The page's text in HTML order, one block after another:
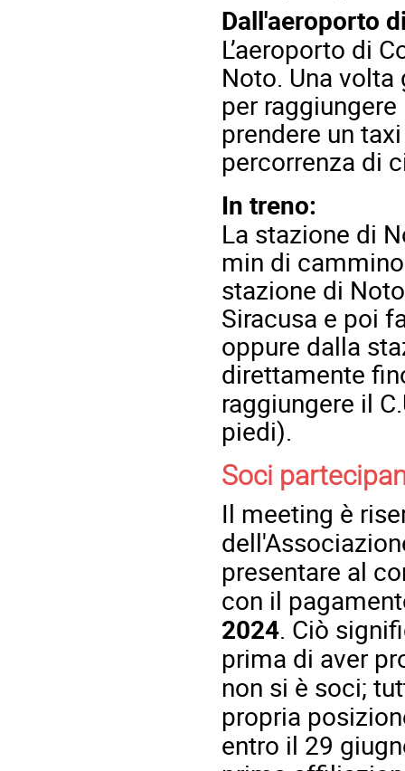
Dall'aeroporto
L’aeroporto di
Noto. Una
per
prendere un
percorrenza di
In treno:
La stazione di
min di
stazione di
Siracusa e poi
oppure dalla
direttamente
raggiungere il
piedi).
Soci
Il meeting è
presentare al
con il
2024. Ciò
prima di aver
non si è soci;
propria
entro il 29